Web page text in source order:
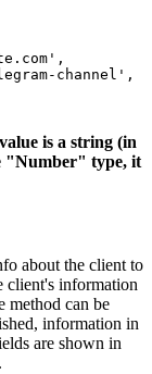
channel',
is a string (in
"Number" type, it
about the client to
client's information
method can be
information in
are shown in